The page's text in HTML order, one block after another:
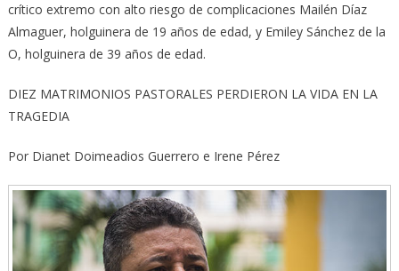
crítico extremo con alto riesgo de complicaciones Mailén Díaz
Almaguer, holguinera de 19 años de edad, y Emiley Sánchez de la
O, holguinera de 39 años de edad.
DIEZ MATRIMONIOS PASTORALES PERDIERON LA VIDA EN LA
TRAGEDIA
Por Dianet Doimeadios Guerrero e Irene Pérez